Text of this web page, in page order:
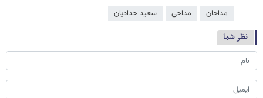
مداحان مداحی سعید حدادیان
نظر شما